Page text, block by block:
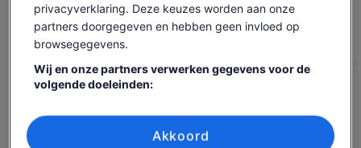
zo 9 aug. ma 10 aug.
-
di 11 aug. wo 12 aug.
prijs
is
€ 231
inclusief belastingen en toeslagen
per reiziger*
*Betaal een lagere prijs door meer dan 2
Tickets weergeven
Content op deze pagina is mogelijk geproduceerd
door machinevertaling
privacyverklaring. Deze keuzes worden aan onze
partners doorgegeven en hebben geen invloed op
browsegegevens.
Wij en onze partners verwerken gegevens voor de
volgende doeleinden:
actief scannen ter identificatie. Informatie op een apparaat opslaan
en/of openen. Gepersonaliseerde advertenties en content,
advertentie- en contentmetingen, doelgroepenonderzoek en
Akkoord